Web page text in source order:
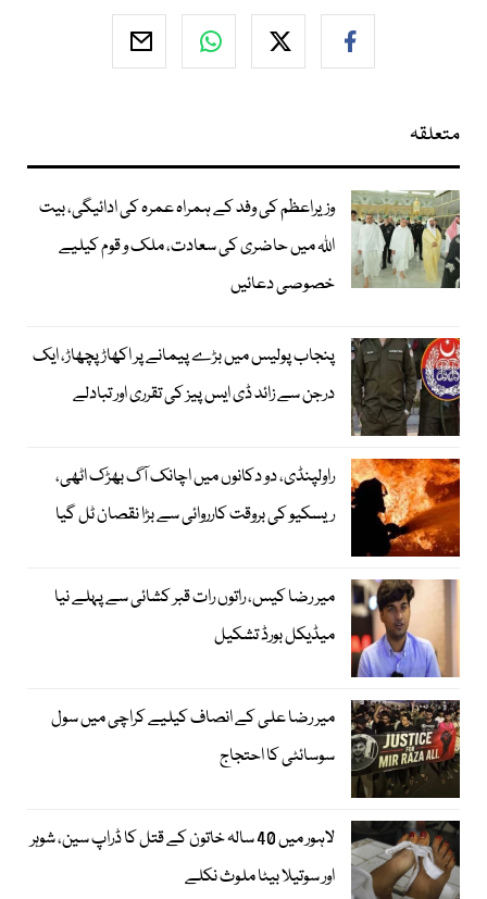
متعلقہ
وزیراعظم کی وفد کے ہمراہ عمرہ کی ادائیگی، بیت
اللہ میں حاضری کی سعادت، ملک و قوم کیلیے
خصوصی دعائیں
پنجاب پولیس میں بڑے پیمانے پر اکھاڑ پچھاڑ، ایک
درجن سے زائد ڈی ایس پیز کی تقرری اور تبادلے
راولپنڈی، دو دکانوں میں اچانک آگ بھڑک اٹھی،
ریسکیو کی بروقت کارروائی سے بڑا نقصان ٹل گیا
میر رضا کیس، راتوں رات قبر کشائی سے پہلے نیا
میڈیکل بورڈ تشکیل
میر رضا علی کے انصاف کیلیے کراچی میں سول
سوسائٹی کا احتجاج
لاہور میں 40 سالہ خاتون کے قتل کا ڈراپ سین، شوہر
اور سوتیلا بیٹا ملوث نکلے